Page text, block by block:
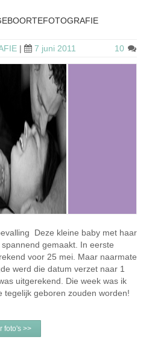
| 7 juni 2011 10
Deze kleine baby met haar
gemaakt. In eerste
voor 25 mei. Maar naarmate
werd die datum verzet naar 1
uitgerekend. Die week was ik
tegelijk geboren zouden worden!
foto's >>